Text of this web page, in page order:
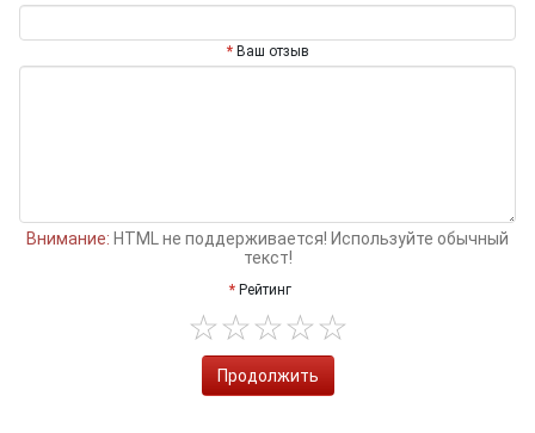
Ваш отзыв
Внимание: HTML не поддерживается! Используйте обычный
текст!
Рейтинг
Продолжить